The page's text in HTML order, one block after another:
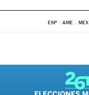
ESP AME MEX